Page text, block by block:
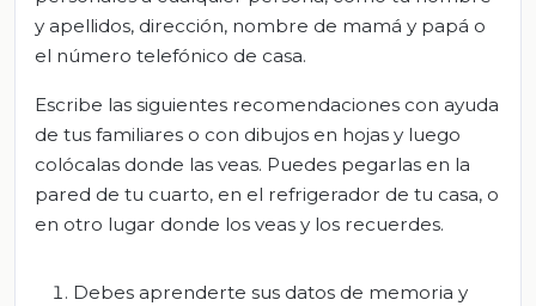
y apellidos, dirección, nombre de mamá y papá o
el número telefónico de casa.
Escribe las siguientes recomendaciones con ayuda
de tus familiares o con dibujos en hojas y luego
colócalas donde las veas. Puedes pegarlas en la
pared de tu cuarto, en el refrigerador de tu casa, o
en otro lugar donde los veas y los recuerdes.
Debes aprenderte sus datos de memoria y